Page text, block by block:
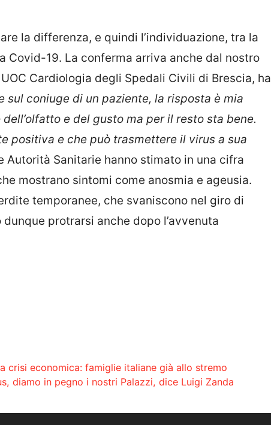
la differenza, e quindi l’individuazione, tra la
Covid-19. La conferma arriva anche dal nostro
Cardiologia degli Spedali Civili di Brescia, ha
sul coniuge di un paziente, la risposta è mia
e del gusto ma per il resto sta bene.
positiva e che può trasmettere il virus a sua
Autorità Sanitarie hanno stimato in una cifra
mostrano sintomi come anosmia e ageusia.
temporanee, che svaniscono nel giro di
protrarsi anche dopo l’avvenuta
crisi economica: famiglie italiane già allo stremo
diamo in pegno i nostri Palazzi, dice Luigi Zanda